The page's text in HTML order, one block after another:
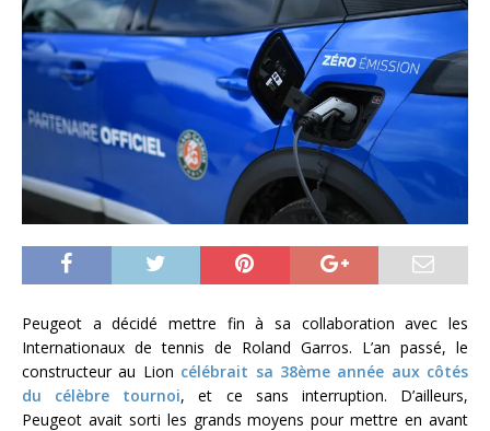
Peugeot a décidé mettre fin à sa collaboration avec les
Internationaux de tennis de Roland Garros. L’an passé, le
constructeur au Lion célébrait sa 38ème année aux côtés
du célèbre tournoi, et ce sans interruption. D’ailleurs,
Peugeot avait sorti les grands moyens pour mettre en avant